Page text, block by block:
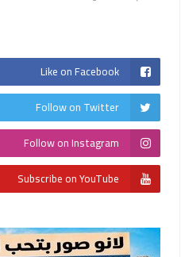
Like on Facebook
Follow on Twitter
Follow on Instagram
Subscribe on YouTube